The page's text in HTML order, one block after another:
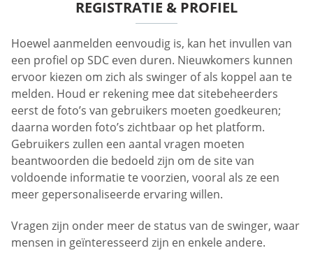
REGISTRATIE & PROFIEL
Hoewel aanmelden eenvoudig is, kan het invullen van
een profiel op SDC even duren. Nieuwkomers kunnen
ervoor kiezen om zich als swinger of als koppel aan te
melden. Houd er rekening mee dat sitebeheerders
eerst de foto’s van gebruikers moeten goedkeuren;
daarna worden foto’s zichtbaar op het platform.
Gebruikers zullen een aantal vragen moeten
beantwoorden die bedoeld zijn om de site van
voldoende informatie te voorzien, vooral als ze een
meer gepersonaliseerde ervaring willen.
Vragen zijn onder meer de status van de swinger, waar
mensen in geïnteresseerd zijn en enkele andere.